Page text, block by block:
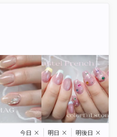
今日 × 明日 × 明後日 ×